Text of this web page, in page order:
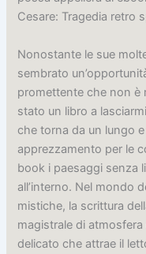
Cesare: Tragedia retro
Nonostante le sue
sembrato
promettente che non è
stato un libro a
che torna da un lungo
apprezzamento per le
book i paesaggi senza
all’interno. Nel mondo
mistiche, la scrittura
magistrale di
delicato che attrae il